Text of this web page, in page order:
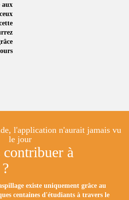
aux
l'application n'aurait jamais vu
le jour
à
existe uniquement grâce au
centaines d'étudiants à travers le